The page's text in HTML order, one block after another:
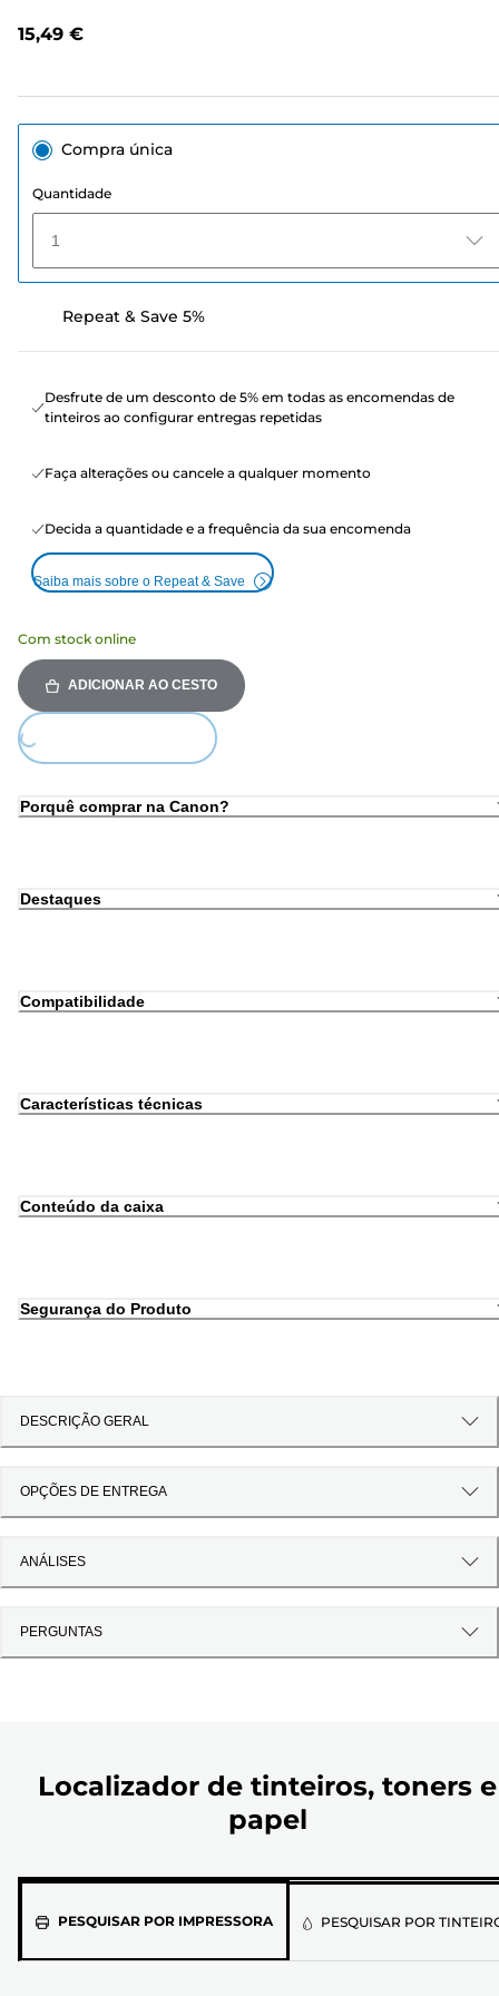
15,49 €
Compra única
Quantidade
1
Repeat & Save 5%
Desfrute de um desconto de 5% em todas as encomendas de
tinteiros ao configurar entregas repetidas
Faça alterações ou cancele a qualquer momento
Decida a quantidade e a frequência da sua encomenda
Saiba mais sobre o Repeat & Save
Com stock online
ADICIONAR AO CESTO
Porquê comprar na Canon?
Destaques
Compatibilidade
Características técnicas
Conteúdo da caixa
Segurança do Produto
DESCRIÇÃO GERAL
OPÇÕES DE ENTREGA
ANÁLISES
PERGUNTAS
Localizador de tinteiros, toners e
papel
PESQUISAR POR IMPRESSORASelecionePESQUISAR POR